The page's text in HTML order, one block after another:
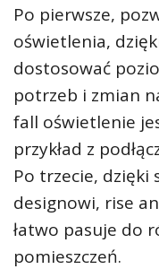
Po pierwsze,
oświetlenia,
dostosować
potrzeb i zmian
fall oświetlenie
przykład z
Po trzecie,
designowi, rise
łatwo pasuje do
pomieszczeń.